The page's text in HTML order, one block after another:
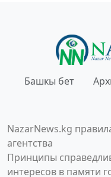
Башкы бет
NazarNews.kg
агентства
Принципы
интересов в памяти